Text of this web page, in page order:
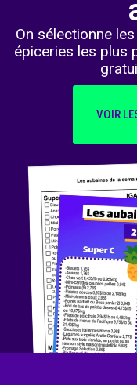
On sélectionne
épiceries les plus
VOIR